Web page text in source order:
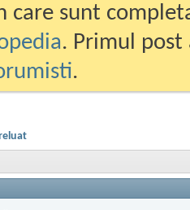
care sunt
. Primul
.